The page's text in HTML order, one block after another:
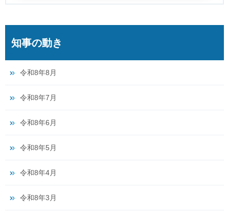
知事の動き
令和8年8月
令和8年7月
令和8年6月
令和8年5月
令和8年4月
令和8年3月